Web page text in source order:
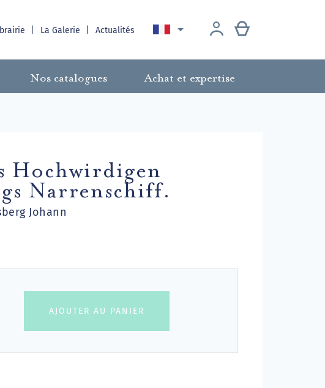
La Galerie Actualités 
Nos catalogues Achat et expertise
Hochwirdigen
Narrenschiff.
Johann
AJOUTER AU PANIER